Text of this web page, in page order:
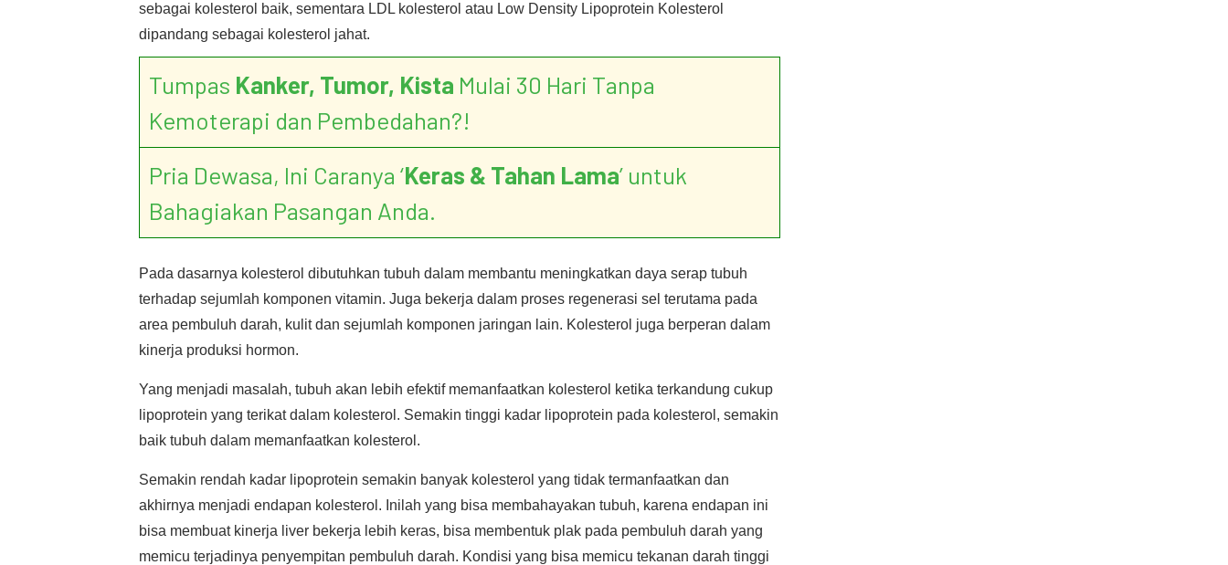
sebagai kolesterol baik, sementara LDL kolesterol atau Low Density Lipoprotein Kolesterol
dipandang sebagai kolesterol jahat.
Tumpas Kanker, Tumor, Kista Mulai 30 Hari Tanpa
Kemoterapi dan Pembedahan?!
Pria Dewasa, Ini Caranya ‘Keras & Tahan Lama’ untuk
Bahagiakan Pasangan Anda.
Pada dasarnya kolesterol dibutuhkan tubuh dalam membantu meningkatkan daya serap tubuh
terhadap sejumlah komponen vitamin. Juga bekerja dalam proses regenerasi sel terutama pada
area pembuluh darah, kulit dan sejumlah komponen jaringan lain. Kolesterol juga berperan dalam
kinerja produksi hormon.
Yang menjadi masalah, tubuh akan lebih efektif memanfaatkan kolesterol ketika terkandung cukup
lipoprotein yang terikat dalam kolesterol. Semakin tinggi kadar lipoprotein pada kolesterol, semakin
baik tubuh dalam memanfaatkan kolesterol.
Semakin rendah kadar lipoprotein semakin banyak kolesterol yang tidak termanfaatkan dan
akhirnya menjadi endapan kolesterol. Inilah yang bisa membahayakan tubuh, karena endapan ini
bisa membuat kinerja liver bekerja lebih keras, bisa membentuk plak pada pembuluh darah yang
memicu terjadinya penyempitan pembuluh darah. Kondisi yang bisa memicu tekanan darah tinggi